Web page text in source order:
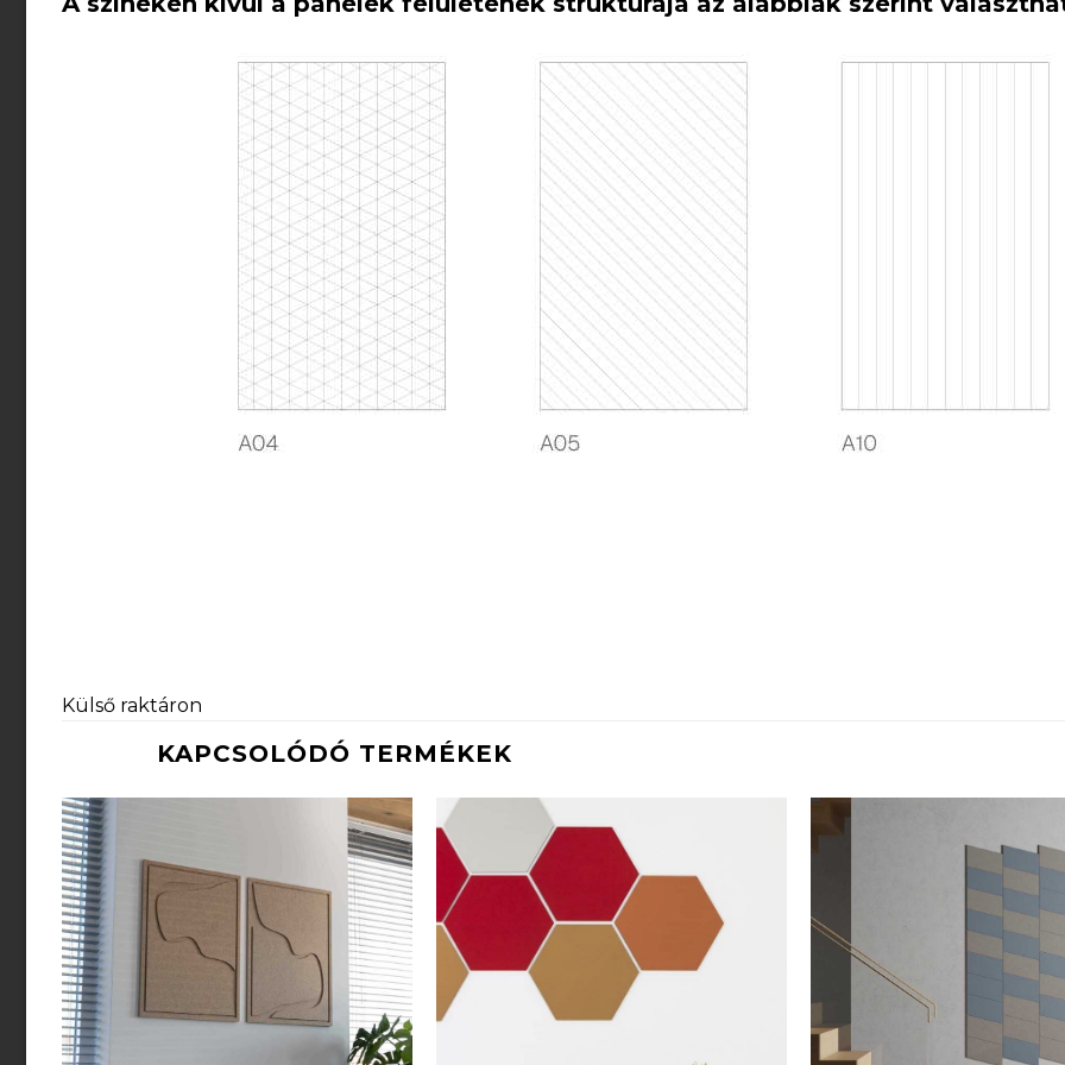
Külső raktáron
KAPCSOLÓDÓ TERMÉKEK